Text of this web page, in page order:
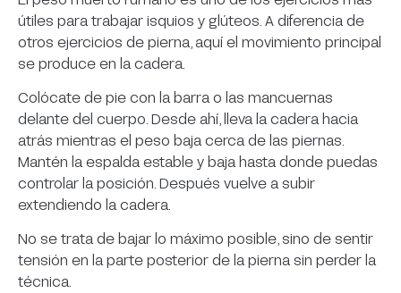
útiles para trabajar isquios y glúteos. A diferencia de
otros ejercicios de pierna, aquí el movimiento principal
se produce en la cadera.
Colócate de pie con la barra o las mancuernas
delante del cuerpo. Desde ahí, lleva la cadera hacia
atrás mientras el peso baja cerca de las piernas.
Mantén la espalda estable y baja hasta donde puedas
controlar la posición. Después vuelve a subir
extendiendo la cadera.
No se trata de bajar lo máximo posible, sino de sentir
tensión en la parte posterior de la pierna sin perder la
técnica.